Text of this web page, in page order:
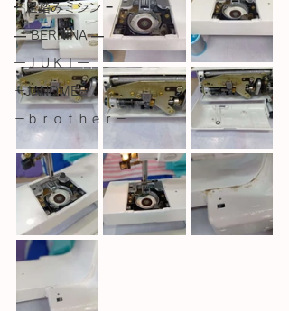
− 足踏みミシン −
― BERNINA ―
ーＪＵＫＩー
－JANOME－
－ｂｒｏｔｈｅｒ－